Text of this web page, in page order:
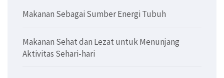
Makanan Sebagai Sumber Energi Tubuh
Makanan Sehat dan Lezat untuk Menunjang
Aktivitas Sehari-hari